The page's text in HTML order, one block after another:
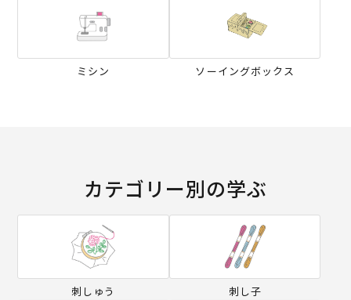
ミシン ソーイングボックス
カテゴリー別の学ぶ
刺しゅう 刺し子